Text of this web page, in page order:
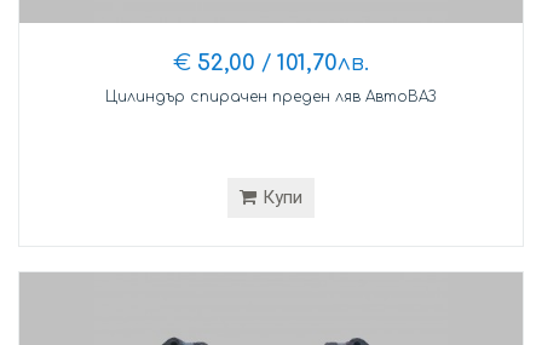
€ 52,00 / 101,70лв.
Цилиндър спирачен преден ляв АвтоВАЗ
Купи